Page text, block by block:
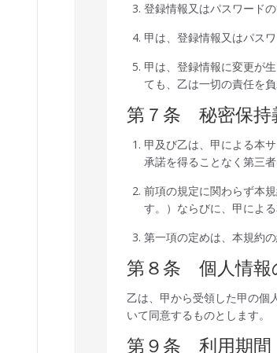
登録情報又はパスワード
甲は、登録情報又はパス
甲は、登録情報に変更が
ても、乙は一切の責任を
第７条 秘密保持
甲及び乙は、甲による本
承諾を得ることなく第三
前項の規定に関わらず本
す。）ならびに、甲によ
第一項の定めは、本規約
第８条 個人情報
乙は、甲から受領した甲の個
いて同意するものとします。
第９条 利用期間